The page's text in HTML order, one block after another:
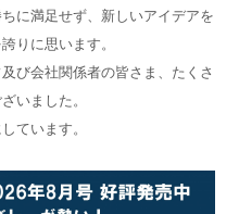
に満足せず、新しいアイデアを
りに思います。
び会社関係者の皆さま、たくさ
いました。
ています。